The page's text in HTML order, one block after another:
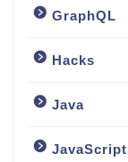
GraphQL
Hacks
Java
JavaScript